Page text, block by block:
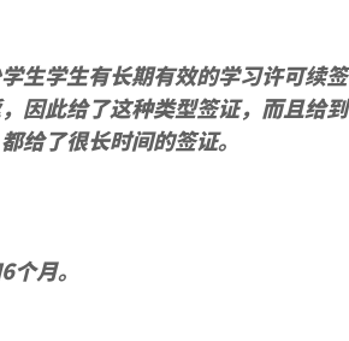
生学生有长期有效的学习许可续签
因此给了这种类型签证，而且给到
给了很长时间的签证。
月。